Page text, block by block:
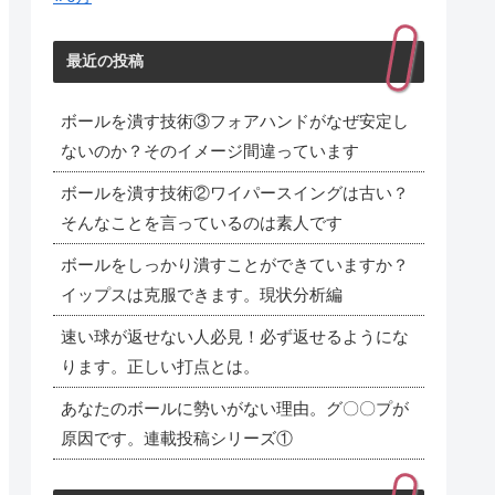
最近の投稿
ボールを潰す技術③フォアハンドがなぜ安定し
ないのか？そのイメージ間違っています
ボールを潰す技術②ワイパースイングは古い？
そんなことを言っているのは素人です
ボールをしっかり潰すことができていますか？
イップスは克服できます。現状分析編
速い球が返せない人必見！必ず返せるようにな
ります。正しい打点とは。
あなたのボールに勢いがない理由。グ〇〇プが
原因です。連載投稿シリーズ①